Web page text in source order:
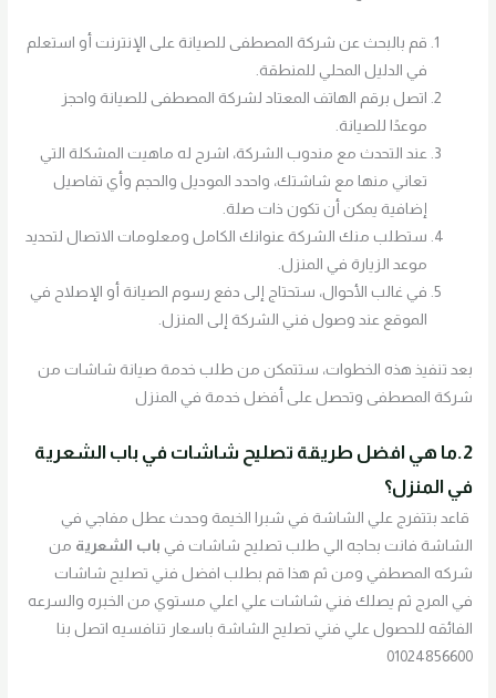
قم بالبحث عن شركة المصطفى للصيانة على الإنترنت أو استعلم
في الدليل المحلي للمنطقة.
اتصل برقم الهاتف المعتاد لشركة المصطفى للصيانة واحجز
موعدًا للصيانة.
عند التحدث مع مندوب الشركة، اشرح له ماهيت المشكلة التي
تعاني منها مع شاشتك، واحدد الموديل والحجم وأي تفاصيل
إضافية يمكن أن تكون ذات صلة.
ستطلب منك الشركة عنوانك الكامل ومعلومات الاتصال لتحديد
موعد الزيارة في المنزل.
في غالب الأحوال، ستحتاج إلى دفع رسوم الصيانة أو الإصلاح في
الموقع عند وصول فني الشركة إلى المنزل.
بعد تنفيذ هذه الخطوات، ستتمكن من طلب خدمة صيانة شاشات من
شركة المصطفى وتحصل على أفضل خدمة في المنزل
2.ما هي افضل طريقة تصليح شاشات في
باب الشعرية
في المنزل؟
قاعد بتتفرج علي الشاشة في شبرا الخيمة وحدث عطل مفاجي في
الشاشة فانت بحاجه الي طلب تصليح شاشات في باب الشعرية من
شركه المصطفي ومن ثم هذا قم بطلب افضل فني تصليح شاشات
في المرج ثم يصلك فني شاشات علي اعلي مستوي من الخبره والسرعه
الفائقه للحصول علي فني تصليح الشاشة باسعار تنافسيه اتصل بنا
01024856600